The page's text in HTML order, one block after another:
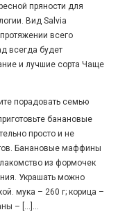
пряности для
Вид Salvia
всего
всегда будет
и лучшие сорта Чаще
порадовать семью
банановые
просто и не
Банановые маффины
из формочек
Украшать можно
мука – 260 г; корица –
– […]...